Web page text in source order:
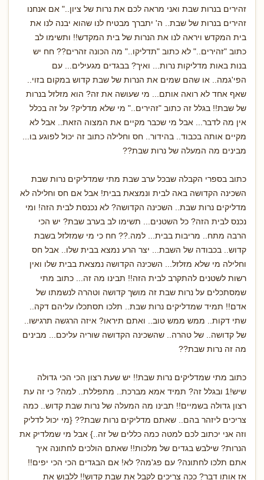
זהירים בנרות שבת ואני מראה לכם את נרות של ציון.." אם אנחנו
זהירים בנרות של שבת.. ה' יתברך מבטיח לנו שהוא יבנה לנו את
בית המקדש ויראה לנו את הנרות של בית המקדש!! ותשימו לב
כתוב "זהירים.." לא כתוב "תדליקו.." מה הכונה זהרים?? חח יש
בנות באות מדליקות נרות... ואיך? בבגדים מגעילים... עם
הפי'גמה.. או שהם שמים את הנרות של שבת קדוש במקום בזוי..
שאף אחד לא רואה אותם... מי שעושה את זה? הוא מזלזל בנרות
של שבת!! בגלל זה כתוב "זהירים.." מי שלא מדליק? על זה בכלל
אין מה לדבר... אבל מי שכבר מקיים את המצוה הזאת.. אבל לא
מקיים אותה בכבוד.. בהידור.. חס וחלילה כתוב זה יכול לפוגע בו...
מבינים מה המעלה של נרות שבת??
כתוב בספרי הקבלה שבכל ערב שבת מתי שמדליקים נרות שבת
השכינה הקדושה באה לבית ונמצאת בבית! אבל אם חס וחלילה לא
מדליקים נרות שבת.. השכינה הקדושה? לא נכנסת לבית הזה! ומי
נכנס לבית הזה? כל השטנים... תשימו לב בערב שבת? יש הכי
הרבה מתח.. מריבות בבית... למה.?? חח כי מי שמזלזל בשבת
קדוש.. בכבודה של השבת... יצר הרע נמצא בבית שלו.. אבל חס
וחלילה מי שלא מזלזל... השכינה הקדושה נמצאת בבית שלו ואין
רשות לשטנים להתקרב לבית הזה!! תבינו מה זה... כתוב מתי
שמסתכלים על נרות שבת זה מושך קדושה וטהרה לנשמתו של
אדם!! תמיד שמדליקים נרות שבת.. תלכו תסתכלו עליהם דקה..
שתי דקות.. ממש ממש טוב.. ואתם תיראו? איזה הרגשה תרגישו..
של קדושה.. של טהרה.. שהשכינה הקדושה שוריה עליכם... מבינים
מה זה נרות שבת??
כתוב מתי שמדליקים נרות שבת!! יש שעת רצון הכי הכי גדולה
שיש!1 ובגלל זה? תמיד אמא מברכת.. מתפללת.. למה? כי זה עת
רצון גדולה בשמיים!! תבינו מה המעלה של נרות שבת קדוש.. כמה
צריכים ליזהר בהם.. שאתם מדליקים נרות שבת?? {מי יכול לדליק
וזה אני יכתוב לכם למטה כמה כללים של זה..} אבל מי שמלדיק את
הנרות? שילבש בגדים של מלכות!! שאתם הולכים לחתונה איך
אתם תלכו לחתונה? עם פג'מה? לא! אם הבגדים הכי הכי יפים!!
אז אותו דבר? ככה צריכים לקבל את שבת קדוש!! ללבוש את